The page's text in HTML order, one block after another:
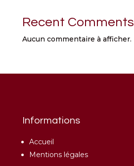
Recent Comments
Aucun commentaire à afficher.
Informations
Accueil
Mentions légales